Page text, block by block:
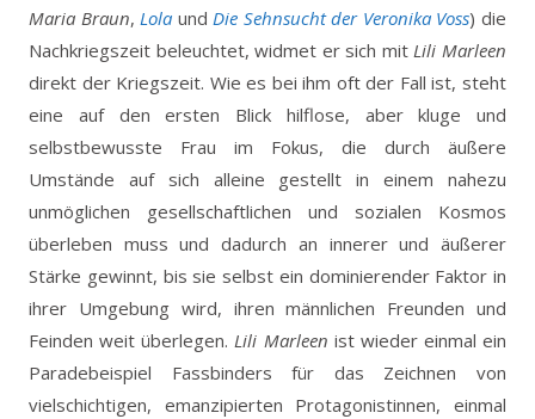
Maria Braun,Lola undDie Sehnsucht der Veronika Voss) die
Nachkriegszeit beleuchtet, widmet er sich mitLili Marleen
direkt der Kriegszeit. Wie es bei ihm oft der Fall ist, steht
eine auf den ersten Blick hilflose, aber kluge und
selbstbewusste Frau im Fokus, die durch äußere
Umstände auf sich alleine gestellt in einem nahezu
unmöglichen gesellschaftlichen und sozialen Kosmos
überleben muss und dadurch an innerer und äußerer
Stärke gewinnt, bis sie selbst ein dominierender Faktor in
ihrer Umgebung wird, ihren männlichen Freunden und
Feinden weit überlegen.Lili Marleen ist wieder einmal ein
Paradebeispiel Fassbinders für das Zeichnen von
vielschichtigen, emanzipierten Protagonistinnen, einmal